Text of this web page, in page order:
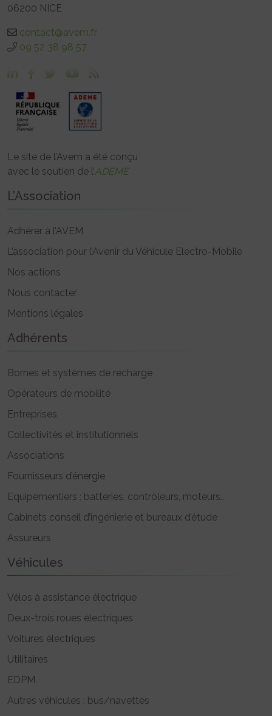
06200 NICE
contact@avem.fr
09 52 38 98 57
Le site de l’Avem a été conçu
avec le soutien de l’ADEME
L’Association
Adhérer à l’AVEM
L’association pour l’Avenir du Véhicule Electro-Mobile
Nos actions
Nous contacter
Mentions légales
Adhérents
Bornes et systèmes de recharge
Opérateurs de mobilité
Entreprises
Collectivités et institutionnels
Associations
Fournisseurs d’énergie
Equipementiers : batteries, contrôleurs, moteurs..
Cabinets conseil d’ingénierie et bureaux d’étude
Assureurs
Véhicules
Vélos à assistance électrique
Deux-trois roues électriques
Voitures électriques
Utilitaires
EDPM
Autres véhicules : bus/navettes